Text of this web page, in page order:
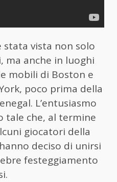
stata vista non solo
ma anche in luoghi
mobili di Boston e
poco prima della
L’entusiasmo
tale che, al termine
giocatori della
deciso di unirsi
festeggiamento